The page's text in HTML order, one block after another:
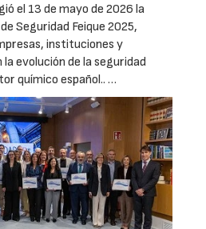
el 13 de mayo de 2026 la
Seguridad Feique 2025,
instituciones y
evolución de la seguridad
químico español.. …